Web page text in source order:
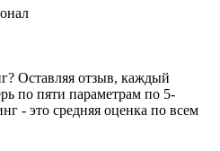
Оставляя отзыв, каждый
по пяти параметрам по 5-
- это средняя оценка по всем